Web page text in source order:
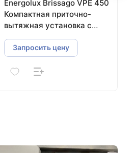
Energolux Brissago VPE 450
Компактная приточно-
вытяжная установка с
пластинчатым
рекуператором
Запросить цену